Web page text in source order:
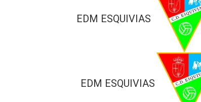
EDM ESQUIVIAS
EDM ESQUIVIAS